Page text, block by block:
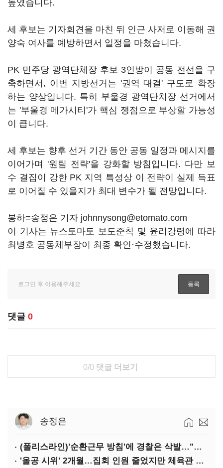
높였습니다.
세 후보는 기자회견을 마친 뒤 인근 사저로 이동해 권
양숙 여사를 예방하면서 일정을 마쳤습니다.
PK 민주당 광역단체장 후보 3인방이 공동 전선을 구
축하면서, 이번 지방선거는 '권역 대결' 구도로 확장
하는 양상입니다. 특히 부울경 광역단치장 선거에서
는 '부울경 메가시티'가 핵심 쟁점으로 부상할 가능성
이 큽니다.
세 후보는 향후 선거 기간 동안 공동 일정과 메시지를
이어가며 '원팀 전략'을 강화할 방침입니다. 다만 보
수 결집이 강한 PK 지역 특성상 이 전략이 실제 득표
로 이어질 수 있을지가 최대 변수가 될 전망입니다.
봉하=송정은 기자 johnnysong@etomato.com
이 기사는 뉴스토마토 보도준칙 및 윤리강령에 따라
최병호 공동체부장이 최종 확인·수정했습니다.
댓글 0
0/0 댓글 더보기
송정은
(폴리스라인)'순환근무 방침'에 경찰은 삭발…"베테랑·수사력 보강 먼저"
'올공 시위' 2개월…집회 인원 줄었지만 체육관 봉쇄 계속